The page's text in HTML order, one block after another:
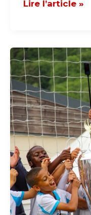
Lire l’article »
L’OLYMPIQUE
DE
MARSEILLE
VAINQUEUR
DE
L’ÉDITION
2026